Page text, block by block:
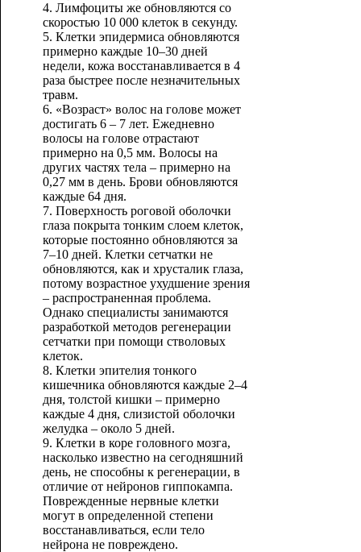
4. Лимфоциты же обновляются со
скоростью 10 000 клеток в секунду.
5. Клетки эпидермиса обновляются
примерно каждые 10–30 дней
недели, кожа восстанавливается в 4
раза быстрее после незначительных
травм.
6. «Возраст» волос на голове может
достигать 6 – 7 лет. Ежедневно
волосы на голове отрастают
примерно на 0,5 мм. Волосы на
других частях тела – примерно на
0,27 мм в день. Брови обновляются
каждые 64 дня.
7. Поверхность роговой оболочки
глаза покрыта тонким слоем клеток,
которые постоянно обновляются за
7–10 дней. Клетки сетчатки не
обновляются, как и хрусталик глаза,
потому возрастное ухудшение зрения
– распространенная проблема.
Однако специалисты занимаются
разработкой методов регенерации
сетчатки при помощи стволовых
клеток.
8. Клетки эпителия тонкого
кишечника обновляются каждые 2–4
дня, толстой кишки – примерно
каждые 4 дня, слизистой оболочки
желудка – около 5 дней.
9. Клетки в коре головного мозга,
насколько известно на сегодняшний
день, не способны к регенерации, в
отличие от нейронов гиппокампа.
Поврежденные нервные клетки
могут в определенной степени
восстанавливаться, если тело
нейрона не повреждено.